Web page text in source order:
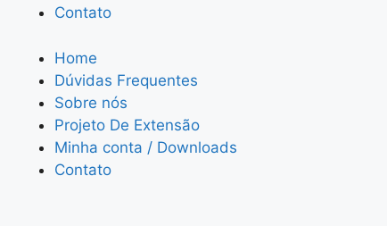
Contato
Home
Dúvidas Frequentes
Sobre nós
Projeto De Extensão
Minha conta / Downloads
Contato